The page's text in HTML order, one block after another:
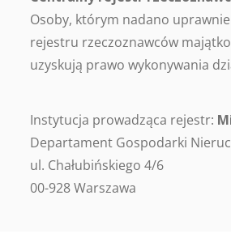
Osoby, którym nadano
rejestru rzeczoznawców
uzyskują prawo wykonywania
Instytucja prowadząca rejestr:
Departament Gospodarki
ul. Chałubińskiego 4/6
00-928 Warszawa